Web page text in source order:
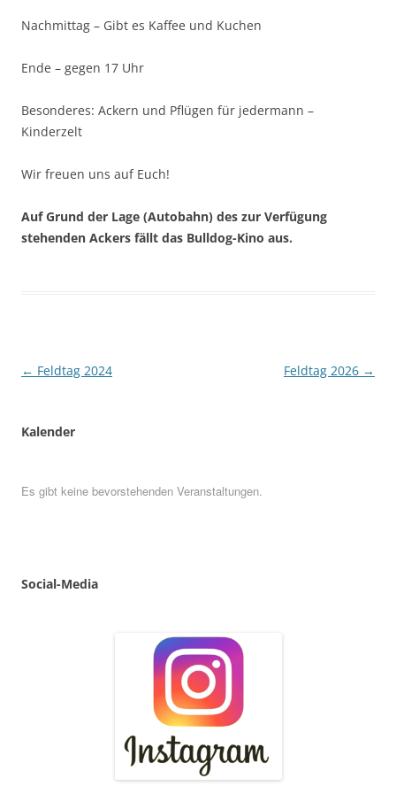
Nachmittag – Gibt es Kaffee und Kuchen
Ende – gegen 17 Uhr
Besonderes: Ackern und Pflügen für jedermann –
Kinderzelt
Wir freuen uns auf Euch!
Auf Grund der Lage (Autobahn) des zur Verfügung
stehenden Ackers fällt das Bulldog-Kino aus.
Beitragsnavigation
← Feldtag 2024 Feldtag 2026 →
Kalender
Es gibt keine bevorstehenden Veranstaltungen.
Social-Media